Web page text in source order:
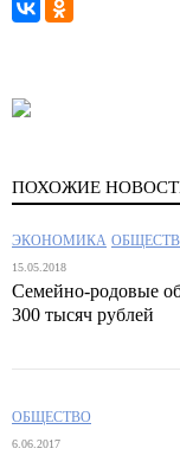
ПОХОЖИЕ
ЭКОНОМИКА
15.05.2018
Семейно-родовые
300 тысяч рублей
ОБЩЕСТВО
6.06.2017